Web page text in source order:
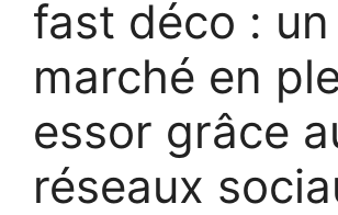
fast déco : un
marché en
essor grâce
réseaux